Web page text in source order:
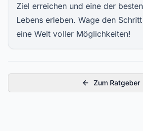
Ziel erreichen und eine der
Lebens erleben. Wage den
eine Welt voller Möglichkeiten!
Zum Ratgeber